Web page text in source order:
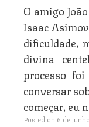
O amigo
Isaac
dificuldade,
divina
processo
conversar
começar, eu
Posted on 6 de